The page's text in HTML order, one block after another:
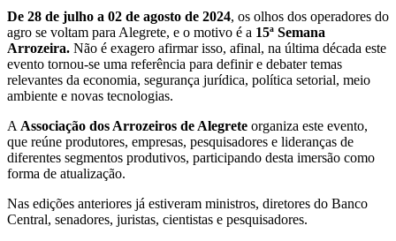
De 28 de julho a 02 de agosto de 2024, os olhos dos operadores do
agro se voltam para Alegrete, e o motivo é a 15ª Semana
Arrozeira. Não é exagero afirmar isso, afinal, na última década este
evento tornou-se uma referência para definir e debater temas
relevantes da economia, segurança jurídica, política setorial, meio
ambiente e novas tecnologias.
A Associação dos Arrozeiros de Alegrete organiza este evento,
que reúne produtores, empresas, pesquisadores e lideranças de
diferentes segmentos produtivos, participando desta imersão como
forma de atualização.
Nas edições anteriores já estiveram ministros, diretores do Banco
Central, senadores, juristas, cientistas e pesquisadores.